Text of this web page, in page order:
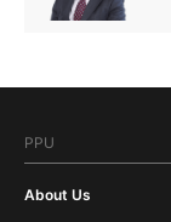
PPU
About Us